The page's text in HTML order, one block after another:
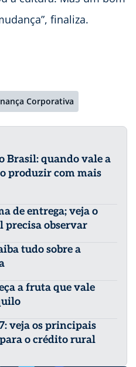
finaliza.
Corporativa
Brasil: quando vale a
produzir com mais
de entrega; veja o
precisa observar
tudo sobre a
a fruta que vale
veja os principais
o crédito rural